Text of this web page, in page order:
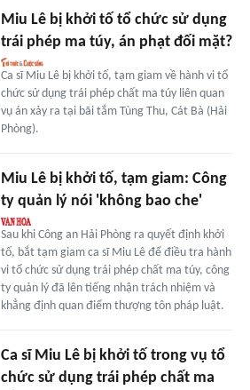
Miu Lê bị khởi tố tổ chức sử dụng
trái phép ma túy, án phạt đối mặt?
Ca sĩ Miu Lê bị khởi tố, tạm giam về hành vi tổ
chức sử dụng trái phép chất ma túy liên quan
vụ án xảy ra tại bãi tắm Tùng Thu, Cát Bà (Hải
Phòng).
Miu Lê bị khởi tố, tạm giam: Công
ty quản lý nói 'không bao che'
Sau khi Công an Hải Phòng ra quyết định khởi
tố, bắt tạm giam ca sĩ Miu Lê để điều tra hành
vi tổ chức sử dụng trái phép chất ma túy, công
ty quản lý đã lên tiếng nhận trách nhiệm và
khẳng định quan điểm thượng tôn pháp luật.
Ca sĩ Miu Lê bị khởi tố trong vụ tổ
chức sử dụng trái phép chất ma